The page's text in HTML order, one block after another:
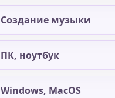
Создание музыки
ПК, ноутбук
Windows, MacOS